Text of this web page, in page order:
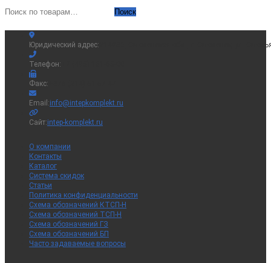
Искать:
Поиск
Юридический адрес: 214036, Смоленская обл., г. Смоленск, ул.
Телефон:
Факс:
Email:info@intepkomplekt.ru
Сайт:intep-komplekt.ru
О компании
Контакты
Каталог
Система скидок
Статьи
Политика конфиденциальности
Схема обозначений КТСП-Н
Схема обозначений ТСП-Н
Схема обозначений ГЗ
Схема обозначений БП
Часто задаваемые вопросы